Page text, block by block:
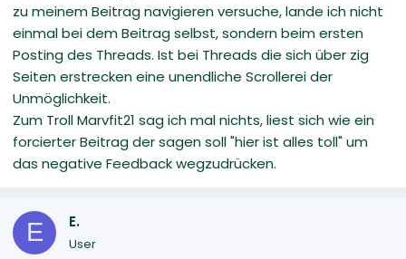
zu meinem Beitrag navigieren versuche, lande ich nicht
einmal bei dem Beitrag selbst, sondern beim ersten
Posting des Threads. Ist bei Threads die sich über zig
Seiten erstrecken eine unendliche Scrollerei der
Unmöglichkeit.
Zum Troll Marvfit21 sag ich mal nichts, liest sich wie ein
forcierter Beitrag der sagen soll "hier ist alles toll" um
das negative Feedback wegzudrücken.
E E.
User